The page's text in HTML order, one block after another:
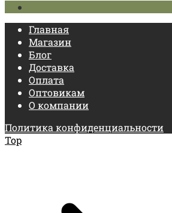
Главная
Магазин
Блог
Доставка
Оплата
Оптовикам
О компании
Политика конфиденциальности
Top